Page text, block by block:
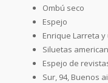
Ombú seco
Espejo
Enrique Larreta
Siluetas
Espejo de
Sur, 94, Buenos